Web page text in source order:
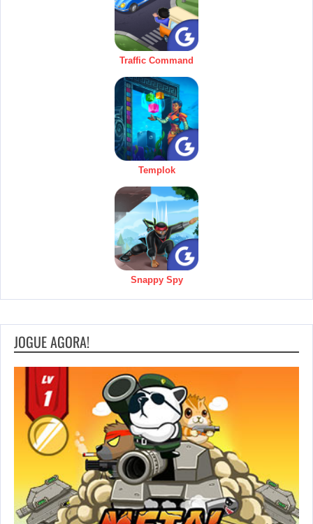
Traffic Command
Templok
Snappy Spy
JOGUE AGORA!